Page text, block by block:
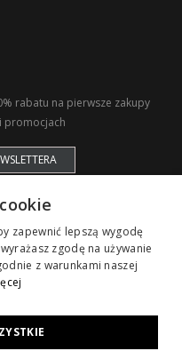
rabatu na pierwsze zakupy
promocjach
Reserved.
zapewnić lepszą wygodę
zgodę na używanie
z warunkami naszej